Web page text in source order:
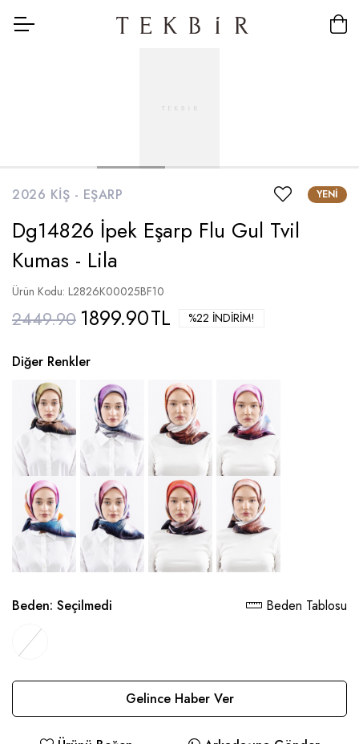
2026 KIŞ - EŞARP YENI
Dg14826 İpek Eşarp Flu Gul Tvil
Kumas - Lila
Ürün Kodu: L2826K00025BF10
2449.90 1899.90TL %22 İNDIRIM!
Diğer Renkler
Beden: Seçilmedi Beden Tablosu
Gelince Haber Ver